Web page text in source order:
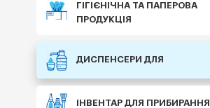
ГІГІЄНІЧНА ТА ПАПЕРОВА
ПРОДУКЦІЯ
ДИСПЕНСЕРИ ДЛЯ
ІНВЕНТАР ДЛЯ ПРИБИРАННЯ